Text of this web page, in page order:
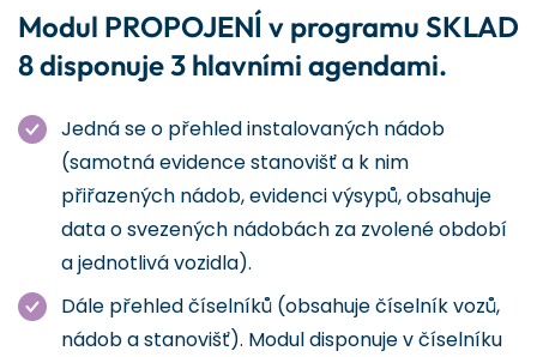
Modul PROPOJENÍ v programu SKLAD
8 disponuje 3 hlavními agendami.
Jedná se o přehled instalovaných nádob
(samotná evidence stanovišť a k nim
přiřazených nádob, evidenci výsypů, obsahuje
data o svezených nádobách za zvolené období
a jednotlivá vozidla).
Dále přehled číselníků (obsahuje číselník vozů,
nádob a stanovišť). Modul disponuje v číselníku